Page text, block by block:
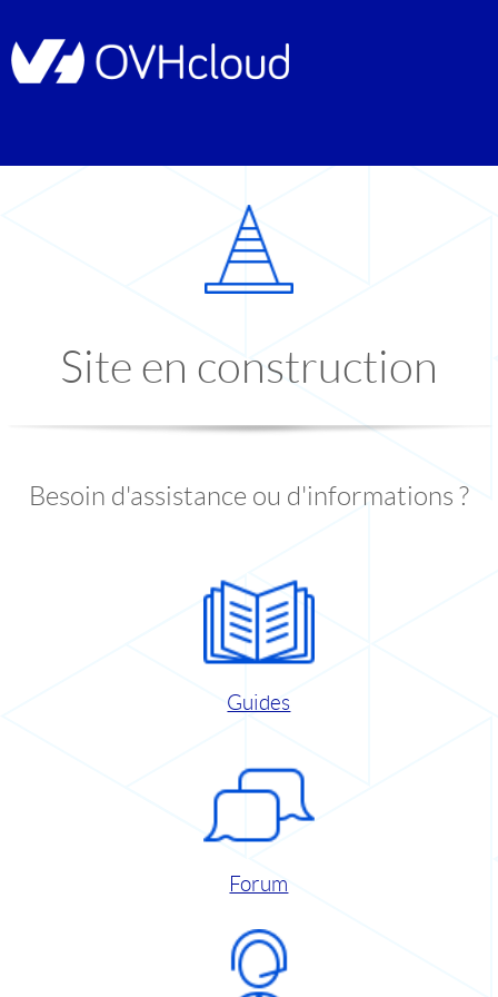
Site en construction
Besoin d'assistance ou d'informations ?
Guides
Forum